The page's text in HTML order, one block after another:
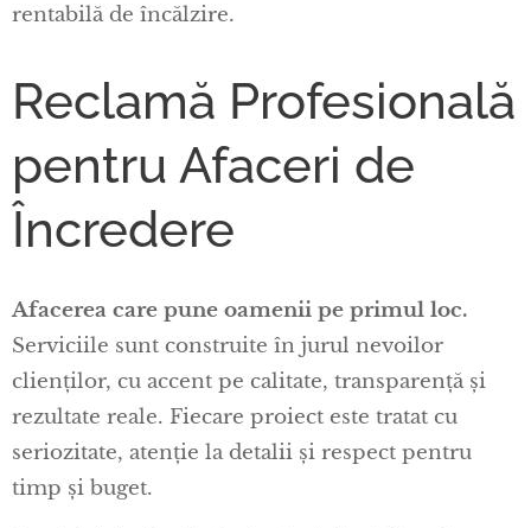
rentabilă de încălzire.
Reclamă Profesională
pentru Afaceri de
Încredere
Afacerea care pune oamenii pe primul loc.
Serviciile sunt construite în jurul nevoilor
clienților, cu accent pe calitate, transparență și
rezultate reale. Fiecare proiect este tratat cu
seriozitate, atenție la detalii și respect pentru
timp și buget.